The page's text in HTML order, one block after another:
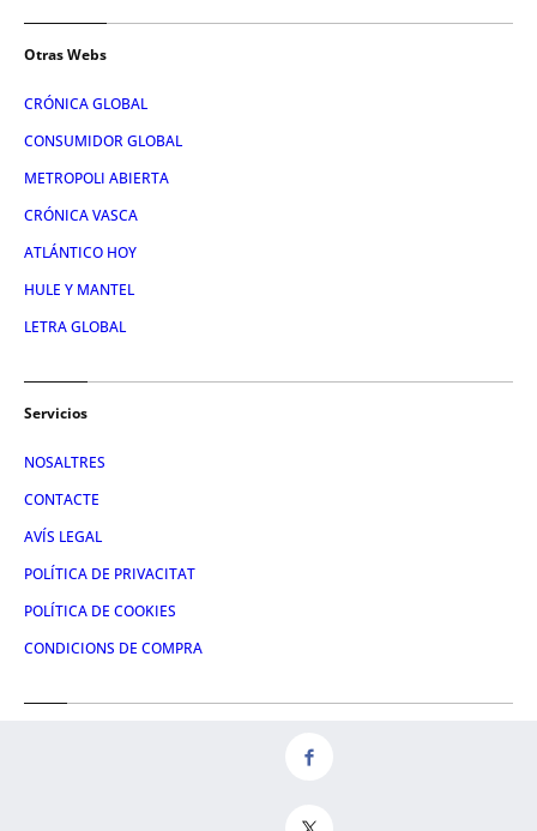
Otras Webs
CRÓNICA GLOBAL
CONSUMIDOR GLOBAL
METROPOLI ABIERTA
CRÓNICA VASCA
ATLÁNTICO HOY
HULE Y MANTEL
LETRA GLOBAL
Servicios
NOSALTRES
CONTACTE
AVÍS LEGAL
POLÍTICA DE PRIVACITAT
POLÍTICA DE COOKIES
CONDICIONS DE COMPRA